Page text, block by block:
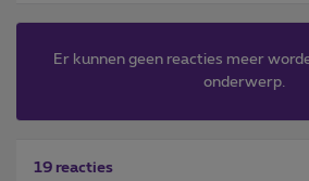
Er kunnen geen reacties meer
onderwerp.
19 reacties